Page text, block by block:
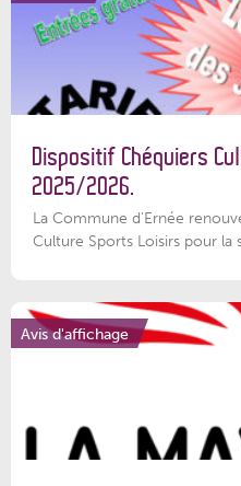
Dispositif Chéquiers
2025/2026.
La Commune d'Ernée
Culture Sports Loisirs pour la
Avis d'affichage